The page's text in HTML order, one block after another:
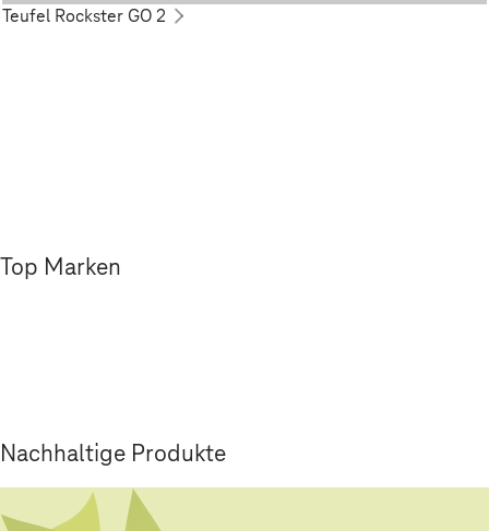
Teufel Rockster GO 2
Top Marken
Nachhaltige Produkte